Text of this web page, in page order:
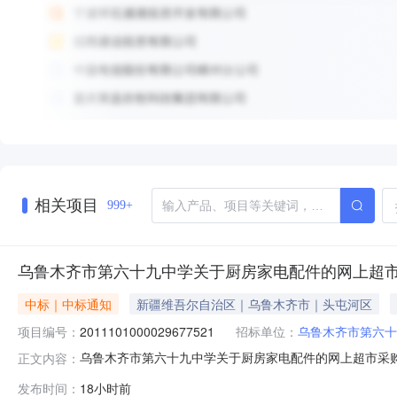
相关项目 999+
乌鲁木齐市第六十九中学关于厨房家电配件的网上超
中标｜中标通知
新疆维吾尔自治区｜乌鲁木齐市｜头屯河区
项目编号： 2011101000029677521 招标单位： 乌鲁木齐市第六
正文内容： 乌鲁木齐市第六十九中学关于厨房家电配件的网上超市
目所在行政区划编码:650106项目所在行政区划名称:新
发布时间： 18小时前